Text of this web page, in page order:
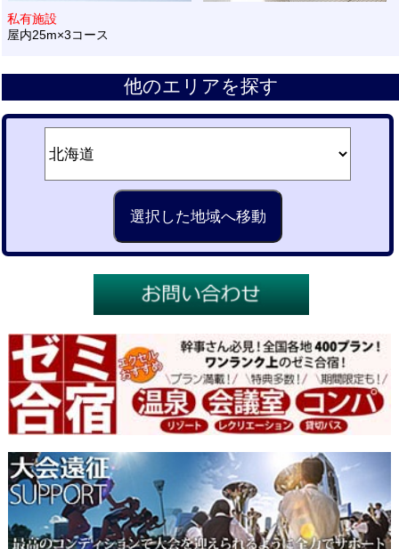
私有施設
屋内25m×3コース
他のエリアを探す